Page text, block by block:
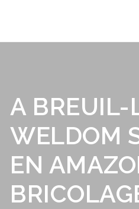
A BREUIL-
WELDOM
EN